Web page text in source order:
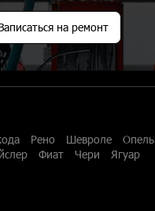
на ремонт
Рено Шевроле Опель
Фиат Чери Ягуар